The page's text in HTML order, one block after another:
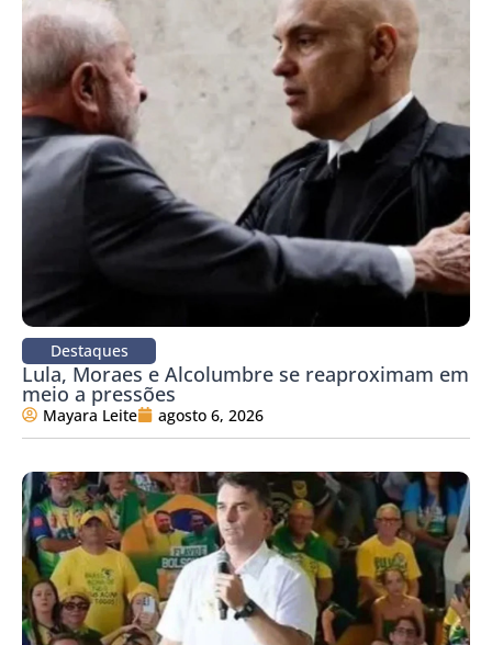
Destaques
Lula, Moraes e Alcolumbre se reaproximam em
meio a pressões
Mayara Leite agosto 6, 2026